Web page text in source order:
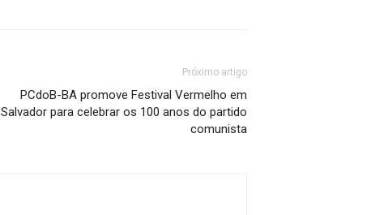
Próximo artigo
PCdoB-BA promove Festival Vermelho em
Salvador para celebrar os 100 anos do partido
comunista